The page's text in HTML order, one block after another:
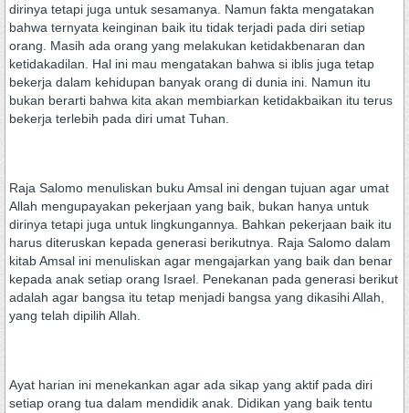
dirinya tetapi juga untuk sesamanya. Namun fakta mengatakan
bahwa ternyata keinginan baik itu tidak terjadi pada diri setiap
orang. Masih ada orang yang melakukan ketidakbenaran dan
ketidakadilan. Hal ini mau mengatakan bahwa si iblis juga tetap
bekerja dalam kehidupan banyak orang di dunia ini. Namun itu
bukan berarti bahwa kita akan membiarkan ketidakbaikan itu terus
bekerja terlebih pada diri umat Tuhan.
Raja Salomo menuliskan buku Amsal ini dengan tujuan agar umat
Allah mengupayakan pekerjaan yang baik, bukan hanya untuk
dirinya tetapi juga untuk lingkungannya. Bahkan pekerjaan baik itu
harus diteruskan kepada generasi berikutnya. Raja Salomo dalam
kitab Amsal ini menuliskan agar mengajarkan yang baik dan benar
kepada anak setiap orang Israel. Penekanan pada generasi berikut
adalah agar bangsa itu tetap menjadi bangsa yang dikasihi Allah,
yang telah dipilih Allah.
Ayat harian ini menekankan agar ada sikap yang aktif pada diri
setiap orang tua dalam mendidik anak. Didikan yang baik tentu